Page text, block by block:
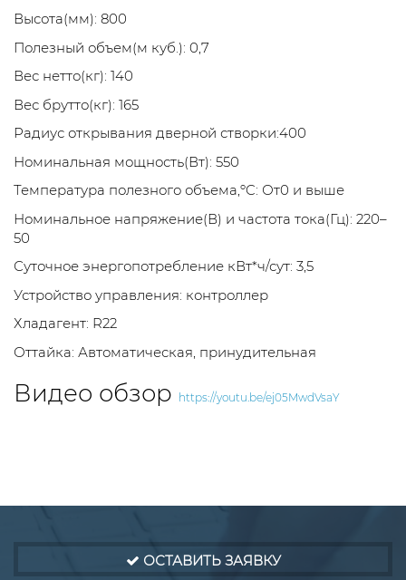
Высота(мм): 800
Полезный объем(м куб.): 0,7
Вес нетто(кг): 140
Вес брутто(кг): 165
Радиус открывания дверной створки:400
Номинальная мощность(Вт): 550
Температура полезного объема,ºC: От0 и выше
Номинальное напряжение(В) и частота тока(Гц): 220–
50
Суточное энергопотребление кВт*ч/сут: 3,5
Устройство управления: контроллер
Хладагент: R22
Оттайка: Автоматическая, принудительная
Видео обзор https://youtu.be/ej05MwdVsaY
ОСТАВИТЬ ЗАЯВКУ